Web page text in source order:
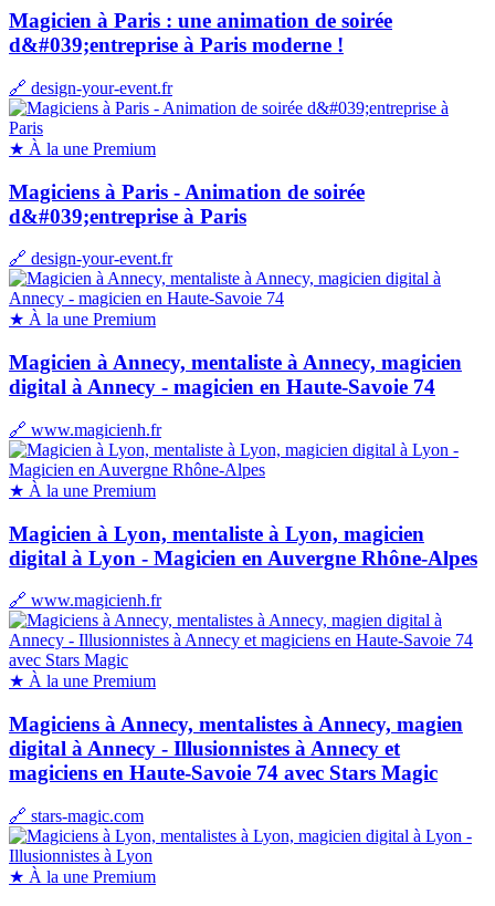
Magicien à Paris : une animation de soirée
d&#039;entreprise à Paris moderne !
🔗 design-your-event.fr
★ À la une Premium
Magiciens à Paris - Animation de soirée
d&#039;entreprise à Paris
🔗 design-your-event.fr
★ À la une Premium
Magicien à Annecy, mentaliste à Annecy, magicien
digital à Annecy - magicien en Haute-Savoie 74
🔗 www.magicienh.fr
★ À la une Premium
Magicien à Lyon, mentaliste à Lyon, magicien
digital à Lyon - Magicien en Auvergne Rhône-Alpes
🔗 www.magicienh.fr
★ À la une Premium
Magiciens à Annecy, mentalistes à Annecy, magien
digital à Annecy - Illusionnistes à Annecy et
magiciens en Haute-Savoie 74 avec Stars Magic
🔗 stars-magic.com
★ À la une Premium